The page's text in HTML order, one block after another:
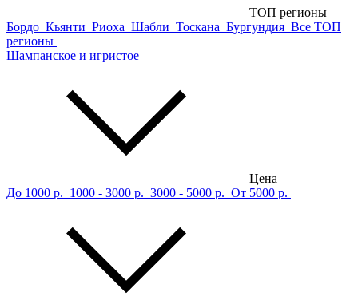
ТОП регионы
Бордо Кьянти Риоха Шабли Тоскана Бургундия Все ТОП
регионы
Шампанское и игристое
Цена
До 1000 р. 1000 - 3000 р. 3000 - 5000 р. От 5000 р.